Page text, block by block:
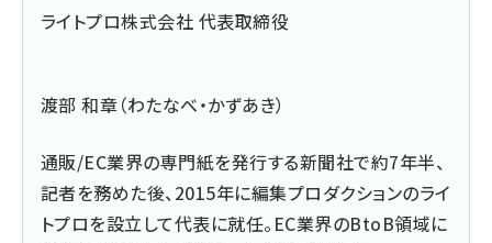
ライトプロ株式会社 代表取締役
渡部 和章（わたなべ・かずあき）
通販/EC業界の専門紙を発行する新聞社で約7年半、
記者を務めた後、2015年に編集プロダクションのライ
トプロを設立して代表に就任。EC業界のBtoB領域に